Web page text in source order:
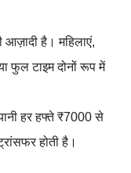
है। महिलाएं,
फुल टाइम दोनों रूप में
हर हफ्ते ₹7000 से
होती है।